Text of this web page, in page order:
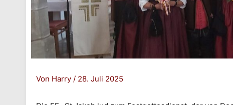
Von Harry / 28. Juli 2025